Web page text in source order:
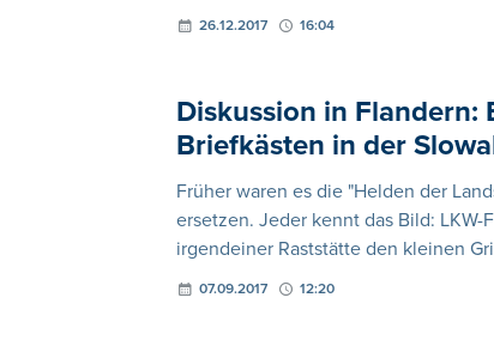
26.12.2017 16:04
Diskussion in Flandern:
Briefkästen in der
Früher waren es die "Helden der
ersetzen. Jeder kennt das Bild:
irgendeiner Raststätte den kleinen
07.09.2017 12:20